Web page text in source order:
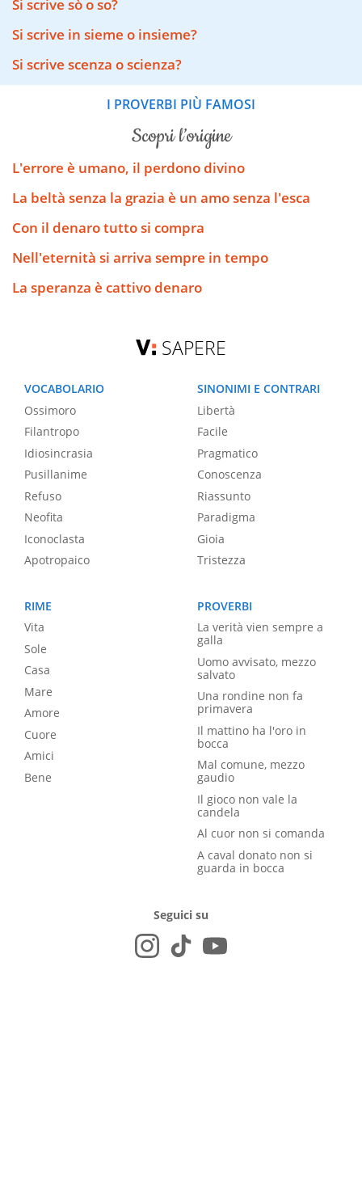
Si scrive sò o so?
Si scrive in sieme o insieme?
Si scrive scenza o scienza?
I PROVERBI PIÙ FAMOSI
scopri l’origine
L'errore è umano, il perdono divino
La beltà senza la grazia è un amo senza l'esca
Con il denaro tutto si compra
Nell'eternità si arriva sempre in tempo
La speranza è cattivo denaro
SAPERE
VOCABOLARIO
Ossimoro
Filantropo
Idiosincrasia
Pusillanime
Refuso
Neofita
Iconoclasta
Apotropaico
SINONIMI E CONTRARI
Libertà
Facile
Pragmatico
Conoscenza
Riassunto
Paradigma
Gioia
Tristezza
RIME
Vita
Sole
Casa
Mare
Amore
Cuore
Amici
Bene
PROVERBI
La verità vien sempre a
galla
Uomo avvisato, mezzo
salvato
Una rondine non fa
primavera
Il mattino ha l'oro in
bocca
Mal comune, mezzo
gaudio
Il gioco non vale la
candela
Al cuor non si comanda
A caval donato non si
guarda in bocca
Seguici su